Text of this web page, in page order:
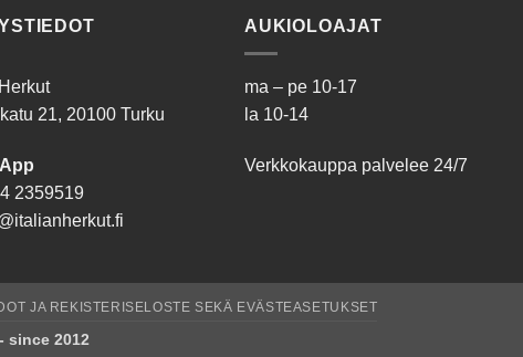
21, 20100 Turku
2359519
AUKIOLOAJAT
ma – pe 10-17
la 10-14
Verkkokauppa palvelee 24/7
JA REKISTERISELOSTE SEKÄ EVÄSTEASETUKSET
since 2012